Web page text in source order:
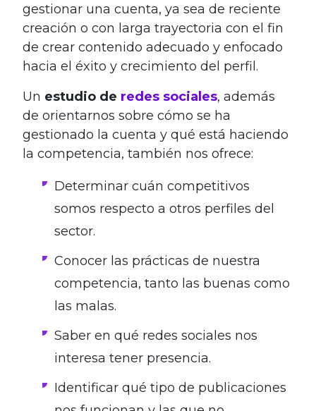
gestionar una cuenta, ya sea de reciente
creación o con larga trayectoria con el fin
de crear contenido adecuado y enfocado
hacia el éxito y crecimiento del perfil.
Un estudio de redes sociales, además
de orientarnos sobre cómo se ha
gestionado la cuenta y qué está haciendo
la competencia, también nos ofrece:
Determinar cuán competitivos
somos respecto a otros perfiles del
sector.
Conocer las prácticas de nuestra
competencia, tanto las buenas como
las malas.
Saber en qué redes sociales nos
interesa tener presencia.
Identificar qué tipo de publicaciones